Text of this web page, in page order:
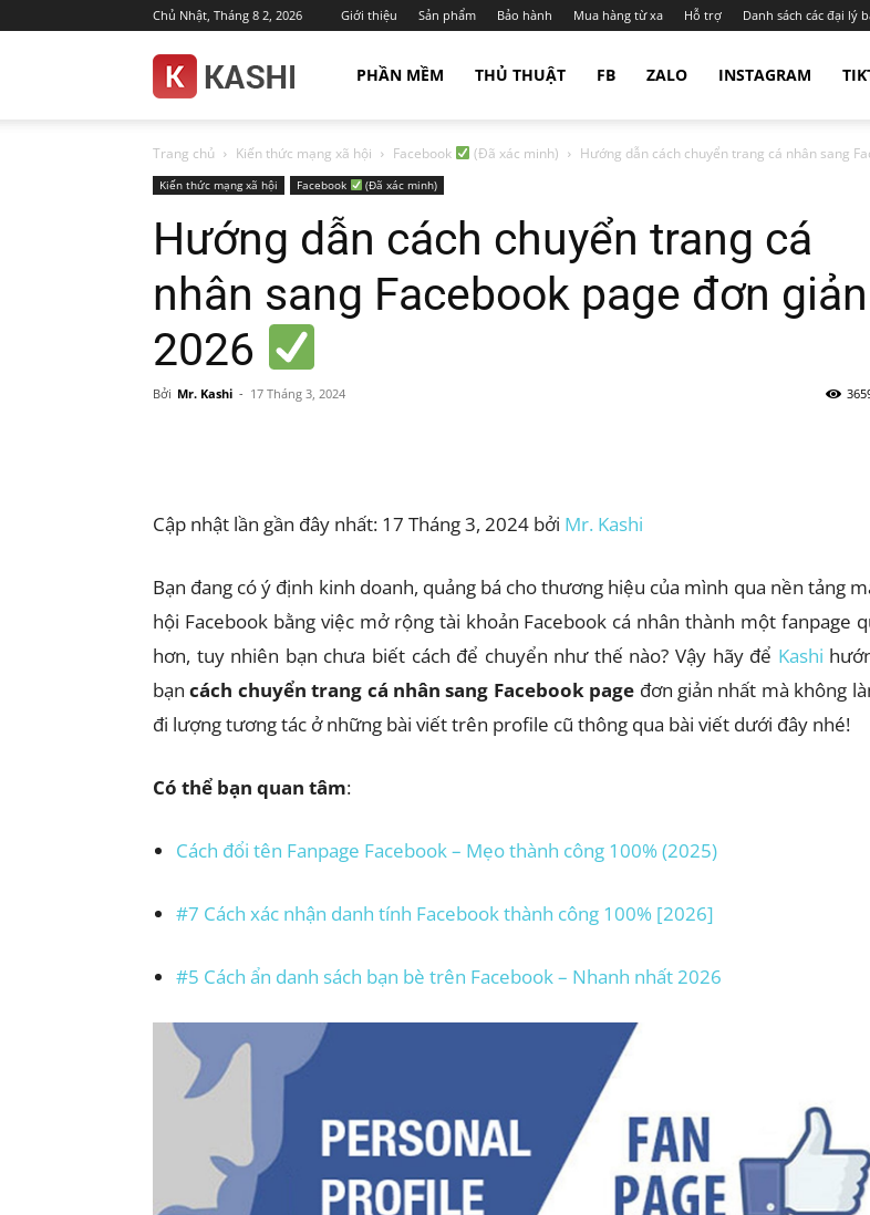
Chủ Nhật, Tháng 8 2, 2026 Giới thiệu Sản phẩm Bảo hành Mua hàng từ xa Hỗ trợ Danh sách các đại lý
Kashi.com.vnPHẦN MỀM THỦ THUẬT FB ZALO INSTAGRAM
Trang chủ Kiến thức mạng xã hội Facebook (Đã xác minh) Hướng dẫn cách chuyển trang cá nhân sang
Kiến thức mạng xã hội Facebook (Đã xác minh)
Hướng dẫn cách chuyển trang cá
nhân sang Facebook page đơn giản
2026
Bởi Mr. Kashi - 17 Tháng 3, 2024
Cập nhật lần gần đây nhất: 17 Tháng 3, 2024 bởi Mr. Kashi
Bạn đang có ý định kinh doanh, quảng bá cho thương hiệu của mình qua nền tảng
hội Facebook bằng việc mở rộng tài khoản Facebook cá nhân thành một fanpage
hơn, tuy nhiên bạn chưa biết cách để chuyển như thế nào? Vậy hãy để Kashi
bạncách chuyển trang cá nhân sang Facebook page đơn giản nhất mà không
đi lượng tương tác ở những bài viết trên profile cũ thông qua bài viết dưới đây nhé!
Có thể bạn quan tâm:
Cách đổi tên Fanpage Facebook – Mẹo thành công 100% (2025)
#7 Cách xác nhận danh tính Facebook thành công 100% [2026]
#5 Cách ẩn danh sách bạn bè trên Facebook – Nhanh nhất 2026